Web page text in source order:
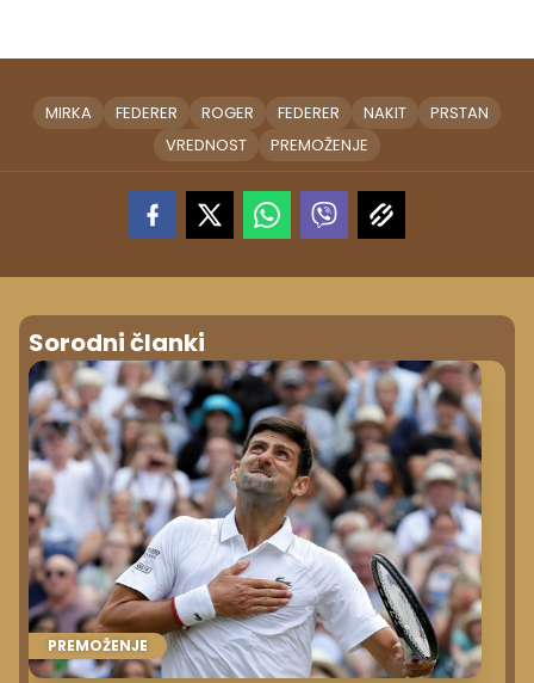
MIRKA FEDERER ROGER FEDERER NAKIT
PRSTAN
VREDNOST
PREMOŽENJE
Sorodni članki
PREMOŽENJE